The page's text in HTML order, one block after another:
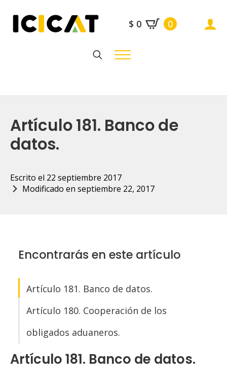
$ 0 0
Artículo 181. Banco de
datos.
Escrito el 22 septiembre 2017
Modificado en septiembre 22, 2017
Encontrarás en este artículo
Artículo 181. Banco de datos.
Artículo 180. Cooperación de los
obligados aduaneros.
Artículo 181. Banco de datos.